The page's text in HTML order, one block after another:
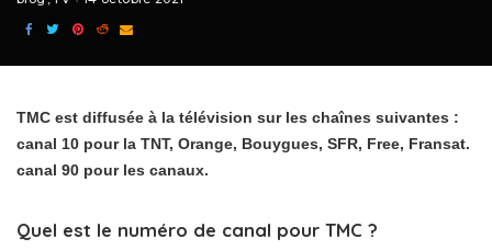
TMC est diffusée à la télévision sur les chaînes suivantes :
canal 10 pour la TNT, Orange, Bouygues, SFR, Free, Fransat.
canal 90 pour les canaux.
Quel est le numéro de canal pour TMC ?